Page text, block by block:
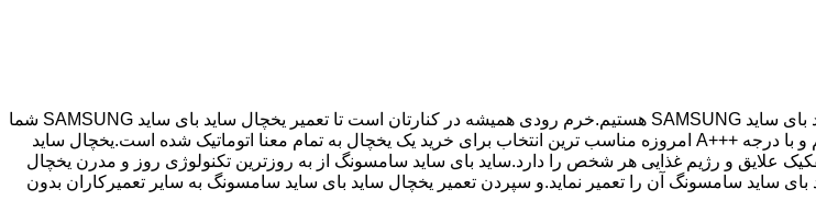
اگر یخچال شما ساید بای ساید می باشد و دچار خرابی شده است ما نمایندگی مجاز تعمیر ساید بای ساید SAMSUNG هستیم.خرم رودی همیشه در کنارتان است تا تعمیر یخچال ساید بای ساید SAMSUNG شما
در کمترین زمان ممکن انجام گیرد.یخچال ساید بای ساید سامسونگ با مصرف انرژی بسیار کم و با درجه +++A امروزه مناسب ترین انتخاب برای خرید یک یخچال به تمام معنا اتوماتیک شده است.یخچال ساید
علایق و رژیم غذایی هر شخص را دارد.ساید بای ساید سامسونگ از به روزترین تکنولوژی روز و مدرن یخچال
ساید سامسونگ آن را تعمیر نماید.و سپردن تعمیر یخچال ساید بای ساید سامسونگ به سایر تعمیرکاران بدون